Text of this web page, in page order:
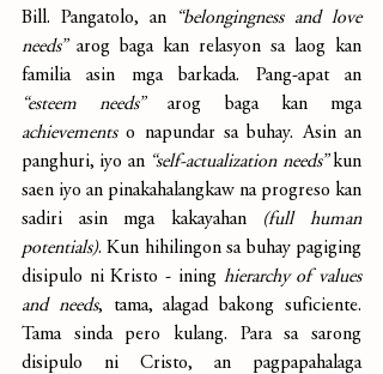
Bill. Pangatolo, an
“belongingness and love
needs” arog baga kan relasyon sa laog kan
“esteem needs”
arog baga kan mga
achievements o napundar sa buhay. Asin an
panghuri, iyo an “self-actualization needs” kun
saen iyo an pinakahalangkaw na progreso kan
sadiri asin mga kakayahan
(full human
potentials). Kun hihilingon sa buhay pagiging
disipulo ni Kristo - ining hierarchy of values
and needs, tama, alagad bakong suficiente.
Tama sinda pero kulang. Para sa sarong
disipulo ni Cristo, an pagpapahalaga